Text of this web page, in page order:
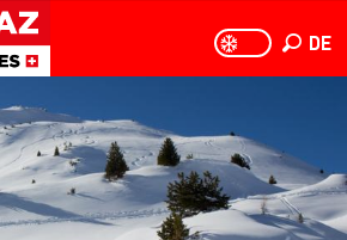
PAGE D’ACCUEIL
PAGE
DE